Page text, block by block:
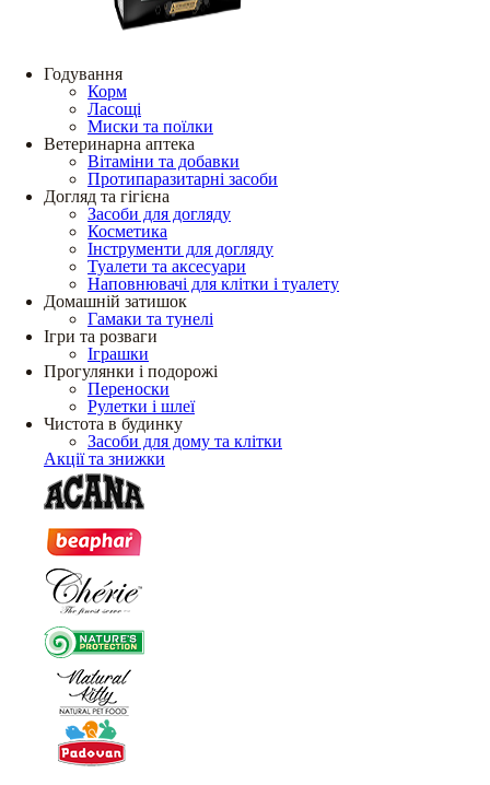
Годування
Корм
Ласощі
Миски та поїлки
Ветеринарна аптека
Вітаміни та добавки
Протипаразитарні засоби
Догляд та гігієна
Засоби для догляду
Косметика
Інструменти для догляду
Туалети та аксесуари
Наповнювачі для клітки і туалету
Домашній затишок
Гамаки та тунелі
Ігри та розваги
Іграшки
Прогулянки і подорожі
Переноски
Рулетки і шлеї
Чистота в будинку
Засоби для дому та клітки
Акції та знижки